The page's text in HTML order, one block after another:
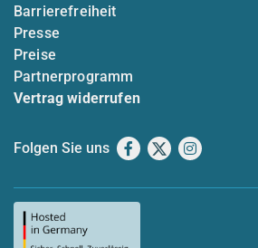
Barrierefreiheit
Presse
Preise
Partnerprogramm
Vertrag widerrufen
Folgen Sie uns Facebook
X Instagram